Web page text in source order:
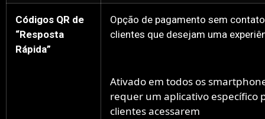
Códigos QR de
“Resposta
Rápida”
Opção de pagamento sem
clientes que desejam uma
Ativado em todos os
requer um aplicativo específico
clientes acessarem